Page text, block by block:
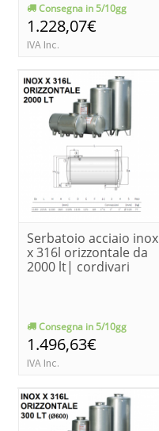
Consegna in 5/10gg
1.228,07€
IVA Inc.
Serbatoio acciaio inox
x 316l orizzontale da
2000 lt| cordivari
Consegna in 5/10gg
1.496,63€
IVA Inc.